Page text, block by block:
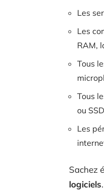
Les
Les
RAM,
Tous
Tous
ou
Les
Sachez
logiciels.